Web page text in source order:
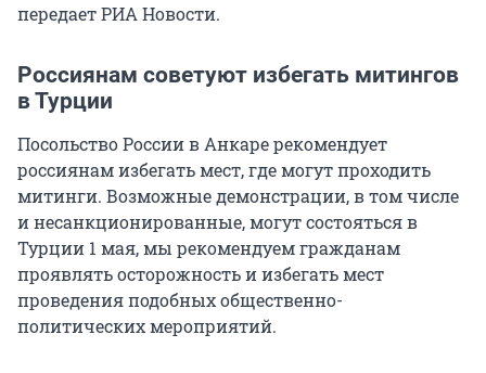
передает РИА Новости.
Россиянам советуют избегать митингов
в Турции
Посольство России в Анкаре рекомендует
россиянам избегать мест, где могут проходить
митинги. Возможные демонстрации, в том числе
и несанкционированные, могут состояться в
Турции 1 мая, мы рекомендуем гражданам
проявлять осторожность и избегать мест
проведения подобных общественно-
политических мероприятий.